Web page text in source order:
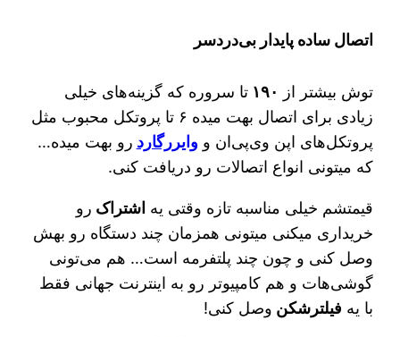
اتصال ساده پایدار بی‌دردسر
توش بیشتر از ۱۹۰ تا سروره که گزینه‌های خیلی
زیادی برای اتصال بهت میده ۶ تا پروتکل محبوب مثل
پروتکل‌های اپن وی‌پی‌ان و وایررگارد رو بهت میده…
که میتونی انواع اتصالات رو دریافت کنی.
قیمتشم خیلی مناسبه تازه وقتی یه اشتراک رو
خریداری میکنی میتونی همزمان چند دستگاه رو بهش
وصل کنی و چون چند پلتفرمه است… هم می‌تونی
گوشی‌هات و هم کامپیوتر رو به اینترنت جهانی فقط
با یه فیلترشکن وصل کنی!